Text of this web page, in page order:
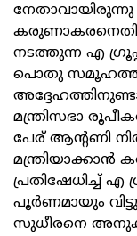
നടത്തുന്ന എ
പൊതു
മന്ത്രിസഭാ
പേര് ആന്റണി
പ്രതിഷേധിച്ച് എ
പൂര്‍ണമായും
സുധീരനെ